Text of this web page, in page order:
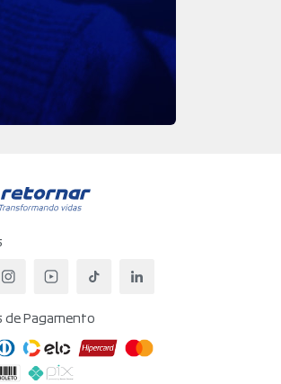
Retornar - Transformando
da Retornar
Instagram da Retornar
YouTube da Retornar
TikTok da Retornar
de Pagamento